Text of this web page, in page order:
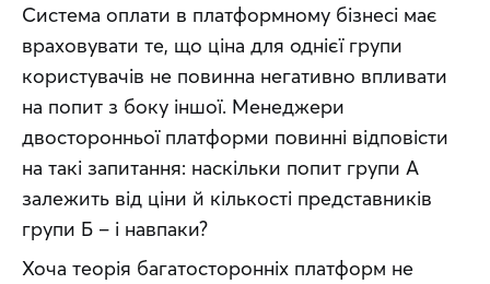
Система оплати в платформному бізнесі має
враховувати те, що ціна для однієї групи
користувачів не повинна негативно впливати
на попит з боку іншої. Менеджери
двосторонньої платформи повинні відповісти
на такі запитання: наскільки попит групи А
залежить від ціни й кількості представників
групи Б – і навпаки?
Хоча теорія багатосторонніх платформ не